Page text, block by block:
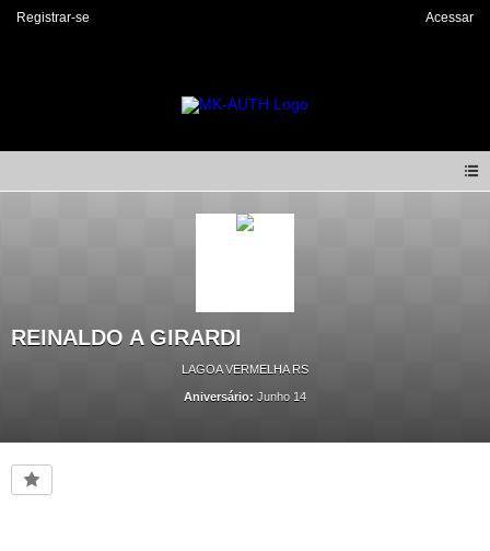
Registrar-se Acessar
REINALDO A GIRARDI
LAGOA VERMELHA RS
Aniversário: Junho 14